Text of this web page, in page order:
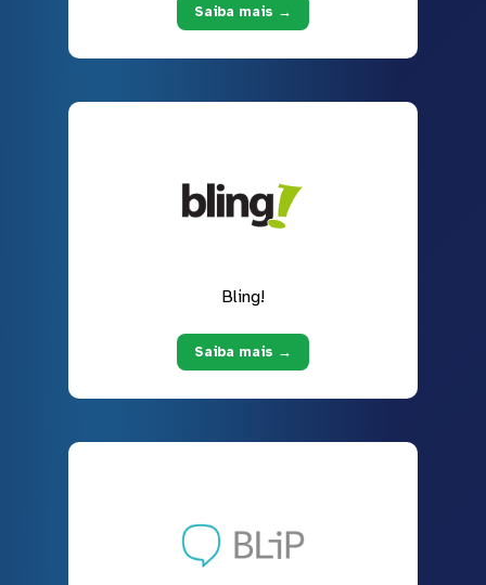
Saiba mais →
Bling!
Saiba mais →